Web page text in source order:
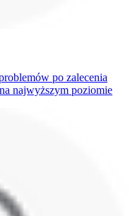
po zalecenia
najwyższym poziomie